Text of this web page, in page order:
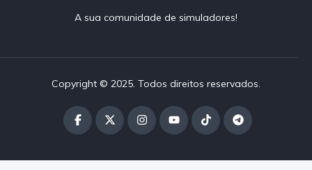
A sua comunidade de simuladores!
Copyright © 2025. Todos direitos reservados.